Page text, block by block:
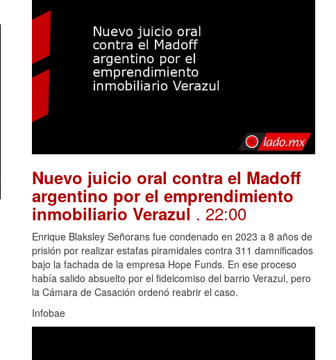
Nuevo juicio oral contra el Madoff
argentino por el emprendimiento
inmobiliario Verazul . 22:00
Enrique Blaksley Señorans fue condenado en 2023 a 8 años de
prisión por realizar estafas piramidales contra 311 damnificados
bajo la fachada de la empresa Hope Funds. En ese proceso
había salido absuelto por el fideicomiso del barrio Verazul, pero
la Cámara de Casación ordenó reabrir el caso.
Infobae